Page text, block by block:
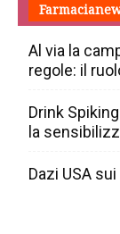
Al via la
regole: il
Drink
la
Dazi USA